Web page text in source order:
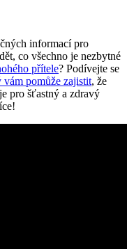
informací pro
co všechno je nezbytné
přítele? Podívejte se
vám pomůže zajistit, že
pro šťastný a zdravý